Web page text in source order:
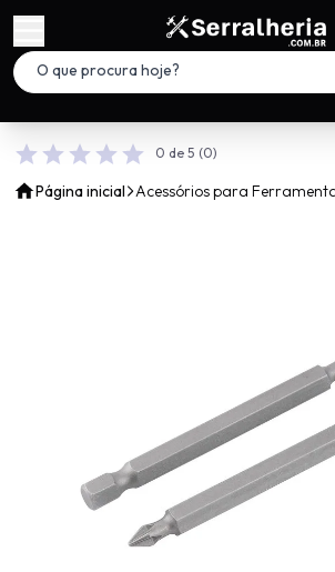
0 de 5 (0)
Página inicial Acessórios para